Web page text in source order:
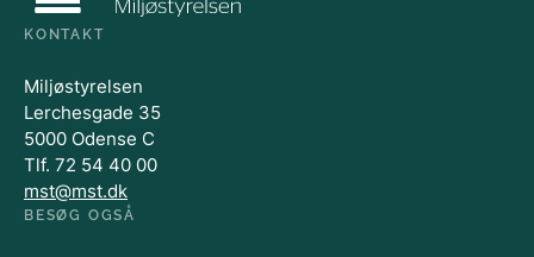
KONTAKT
Miljøstyrelsen
Lerchesgade 35
5000 Odense C
Tlf. 72 54 40 00
mst@mst.dk
BESØG OGSÅ